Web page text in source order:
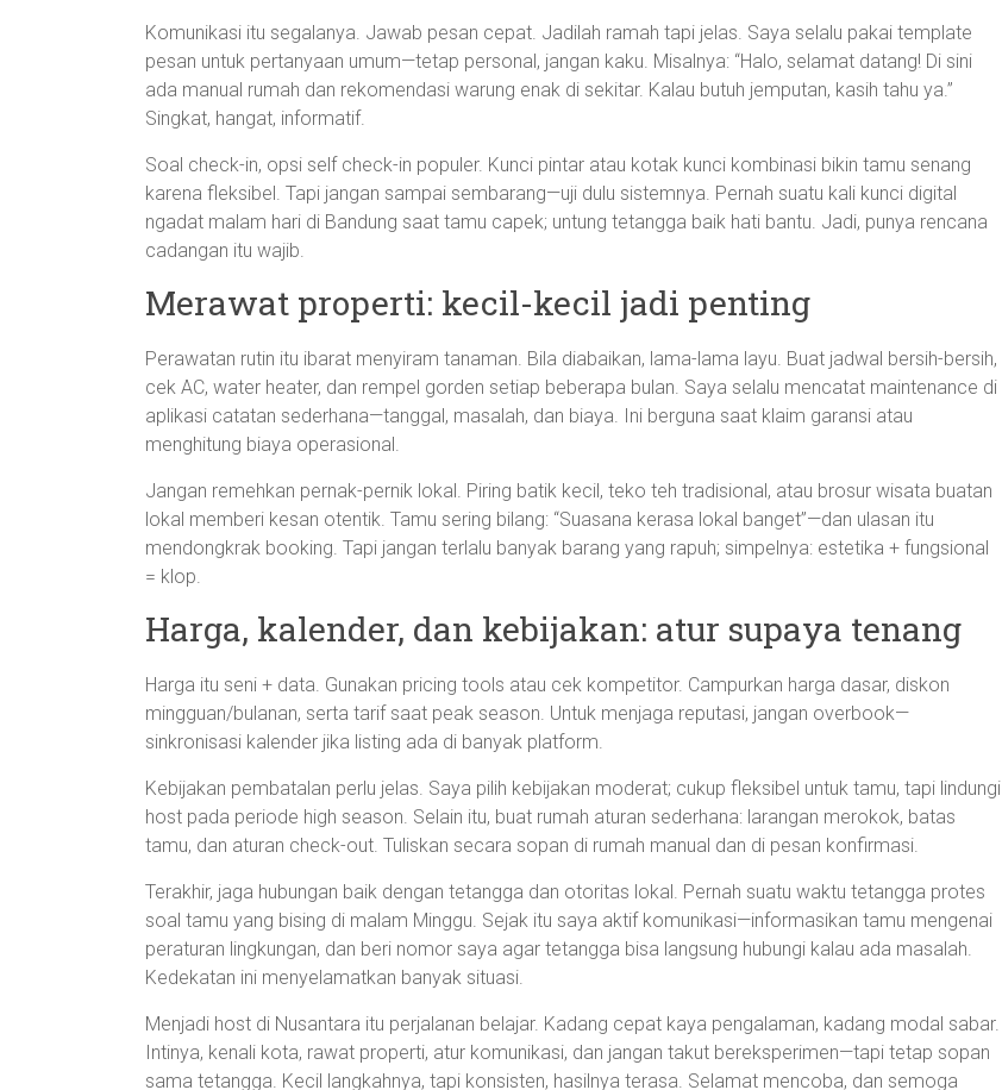
Komunikasi itu segalanya. Jawab pesan cepat. Jadilah ramah tapi jelas. Saya selalu pakai template
pesan untuk pertanyaan umum—tetap personal, jangan kaku. Misalnya: “Halo, selamat datang! Di sini
ada manual rumah dan rekomendasi warung enak di sekitar. Kalau butuh jemputan, kasih tahu ya.”
Singkat, hangat, informatif.
Soal check-in, opsi self check-in populer. Kunci pintar atau kotak kunci kombinasi bikin tamu senang
karena fleksibel. Tapi jangan sampai sembarang—uji dulu sistemnya. Pernah suatu kali kunci digital
ngadat malam hari di Bandung saat tamu capek; untung tetangga baik hati bantu. Jadi, punya rencana
cadangan itu wajib.
Merawat properti: kecil-kecil jadi penting
Perawatan rutin itu ibarat menyiram tanaman. Bila diabaikan, lama-lama layu. Buat jadwal bersih-bersih,
cek AC, water heater, dan rempel gorden setiap beberapa bulan. Saya selalu mencatat maintenance di
aplikasi catatan sederhana—tanggal, masalah, dan biaya. Ini berguna saat klaim garansi atau
menghitung biaya operasional.
Jangan remehkan pernak-pernik lokal. Piring batik kecil, teko teh tradisional, atau brosur wisata buatan
lokal memberi kesan otentik. Tamu sering bilang: “Suasana kerasa lokal banget”—dan ulasan itu
mendongkrak booking. Tapi jangan terlalu banyak barang yang rapuh; simpelnya: estetika + fungsional
= klop.
Harga, kalender, dan kebijakan: atur supaya tenang
Harga itu seni + data. Gunakan pricing tools atau cek kompetitor. Campurkan harga dasar, diskon
mingguan/bulanan, serta tarif saat peak season. Untuk menjaga reputasi, jangan overbook—
sinkronisasi kalender jika listing ada di banyak platform.
Kebijakan pembatalan perlu jelas. Saya pilih kebijakan moderat; cukup fleksibel untuk tamu, tapi lindungi
host pada periode high season. Selain itu, buat rumah aturan sederhana: larangan merokok, batas
tamu, dan aturan check-out. Tuliskan secara sopan di rumah manual dan di pesan konfirmasi.
Terakhir, jaga hubungan baik dengan tetangga dan otoritas lokal. Pernah suatu waktu tetangga protes
soal tamu yang bising di malam Minggu. Sejak itu saya aktif komunikasi—informasikan tamu mengenai
peraturan lingkungan, dan beri nomor saya agar tetangga bisa langsung hubungi kalau ada masalah.
Kedekatan ini menyelamatkan banyak situasi.
Menjadi host di Nusantara itu perjalanan belajar. Kadang cepat kaya pengalaman, kadang modal sabar.
Intinya, kenali kota, rawat properti, atur komunikasi, dan jangan takut bereksperimen—tapi tetap sopan
sama tetangga. Kecil langkahnya, tapi konsisten, hasilnya terasa. Selamat mencoba, dan semoga